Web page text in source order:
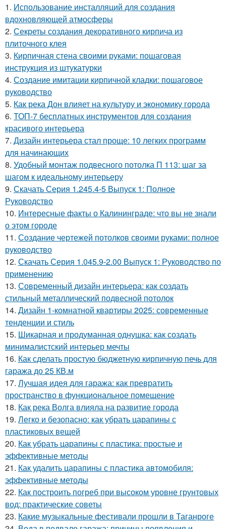
1. Использование инсталляций для создания
вдохновляющей атмосферы
2. Секреты создания декоративного кирпича из
плиточного клея
3. Кирпичная стена своими руками: пошаговая
инструкция из штукатурки
4. Создание имитации кирпичной кладки: пошаговое
руководство
5. Как река Дон влияет на культуру и экономику города
6. ТОП-7 бесплатных инструментов для создания
красивого интерьера
7. Дизайн интерьера стал проще: 10 легких программ
для начинающих
8. Удобный монтаж подвесного потолка П 113: шаг за
шагом к идеальному интерьеру
9. Скачать Серия 1.245.4-5 Выпуск 1: Полное
Руководство
10. Интересные факты о Калининграде: что вы не знали
о этом городе
11. Создание чертежей потолков своими руками: полное
руководство
12. Скачать Серия 1.045.9-2.00 Выпуск 1: Руководство по
применению
13. Современный дизайн интерьера: как создать
стильный металлический подвесной потолок
14. Дизайн 1-комнатной квартиры 2025: современные
тенденции и стиль
15. Шикарная и продуманная однушка: как создать
минималистский интерьер мечты
16. Как сделать простую бюджетную кирпичную печь для
гаража до 25 КВ.м
17. Лучшая идея для гаража: как превратить
пространство в функциональное помещение
18. Как река Волга влияла на развитие города
19. Легко и безопасно: как убрать царапины с
пластиковых вещей
20. Как убрать царапины с пластика: простые и
эффективные методы
21. Как удалить царапины с пластика автомобиля:
эффективные методы
22. Как построить погреб при высоком уровне грунтовых
вод: практические советы
23. Какие музыкальные фестивали прошли в Таганроге